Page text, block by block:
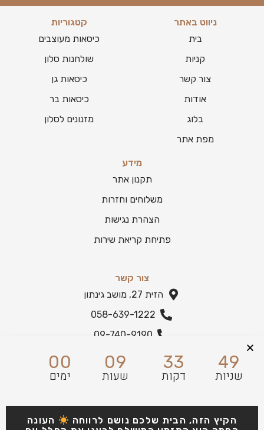
ניווט באתר
בית
קניות
צור קשר
אודות
בלוג
מפת אתר
קטגוריות
כיסאות מעוצבים
שולחנות סלון
כיסאות גן
כיסאות בר
מזנונים לסלון
מידע
תקנון אתר
משלוחים וחזרות
הצהרת נגישות
פתיחת קריאת שירות
צור קשר
הזית 27, מושב גינתון
058-639-1222
09-740-9190
הצהרת נגישות
00
ימים
09
שעות
33
דקות
49
שניות
הקיץ הזה, הבית שלכם נושם לרווחה
העונה